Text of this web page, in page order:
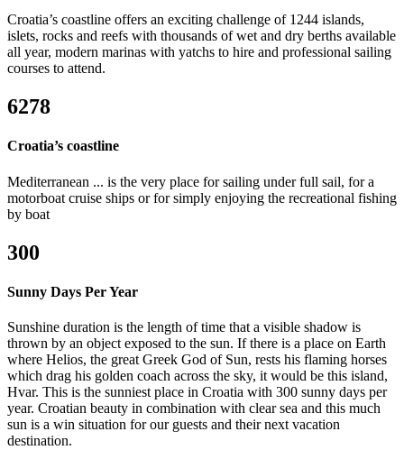
Croatia’s coastline offers an exciting challenge of 1244 islands,
islets, rocks and reefs with thousands of wet and dry berths available
all year, modern marinas with yatchs to hire and professional sailing
courses to attend.
6278
Croatia’s coastline
Mediterranean ... is the very place for sailing under full sail, for a
motorboat cruise ships or for simply enjoying the recreational fishing
by boat
300
Sunny Days Per Year
Sunshine duration is the length of time that a visible shadow is
thrown by an object exposed to the sun. If there is a place on Earth
where Helios, the great Greek God of Sun, rests his flaming horses
which drag his golden coach across the sky, it would be this island,
Hvar. This is the sunniest place in Croatia with 300 sunny days per
year. Croatian beauty in combination with clear sea and this much
sun is a win situation for our guests and their next vacation
destination.